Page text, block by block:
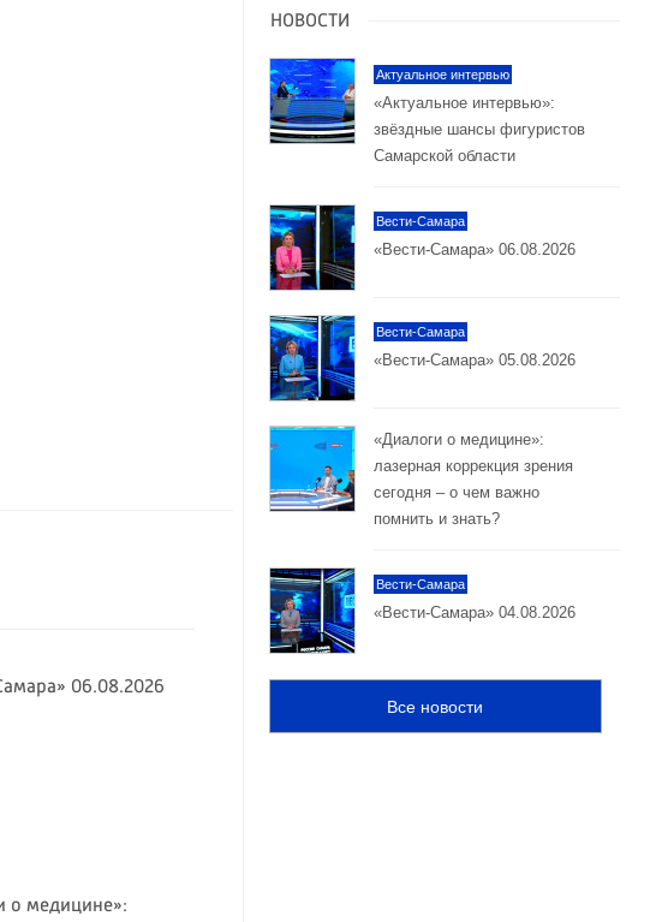
06.08.2026
о медицине»:
НОВОСТИ
Актуальное интервью
«Актуальное интервью»:
звёздные шансы фигуристов
Самарской области
Вести-Самара
«Вести-Самара» 06.08.2026
Вести-Самара
«Вести-Самара» 05.08.2026
«Диалоги о медицине»:
лазерная коррекция зрения
сегодня – о чем важно
помнить и знать?
Вести-Самара
«Вести-Самара» 04.08.2026
Все новости